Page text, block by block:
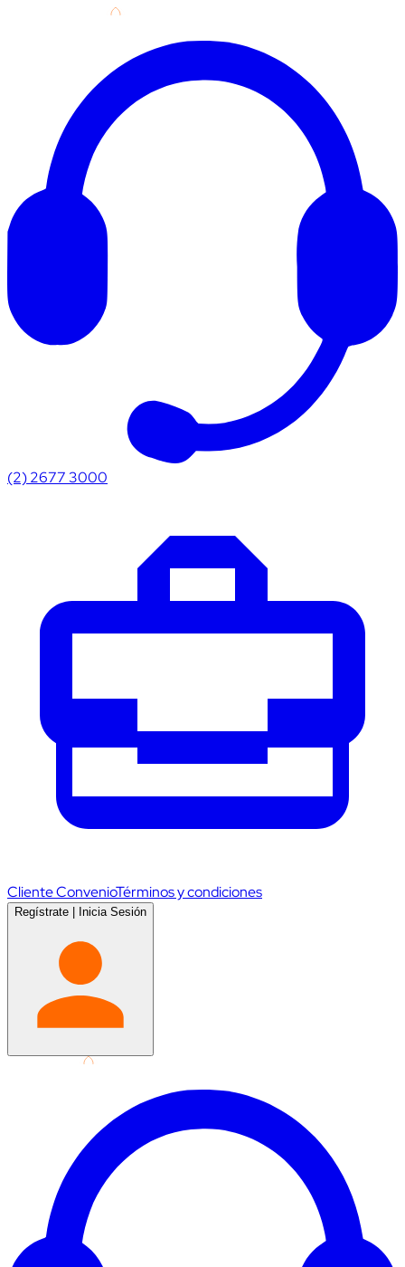
(2) 2677 3000
Cliente ConvenioTérminos y condiciones
Regístrate | Inicia Sesión